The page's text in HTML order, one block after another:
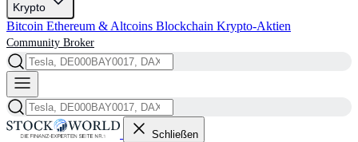
Krypto
Bitcoin Ethereum & Altcoins Blockchain Krypto-Aktien
Community Broker
Schließen